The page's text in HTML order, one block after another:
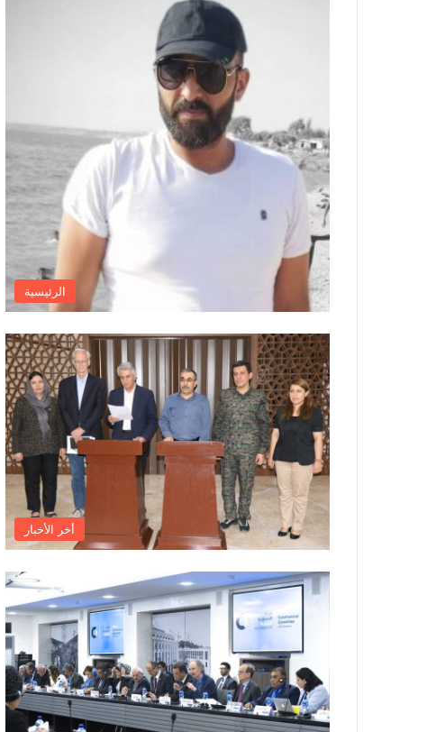
الرئيسية
أخر الأخبار